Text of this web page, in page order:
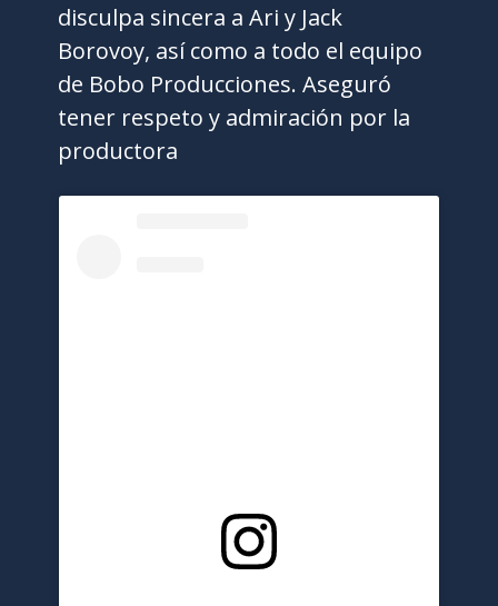
disculpa sincera a Ari y Jack
Borovoy, así como a todo el equipo
de Bobo Producciones. Aseguró
tener respeto y admiración por la
productora